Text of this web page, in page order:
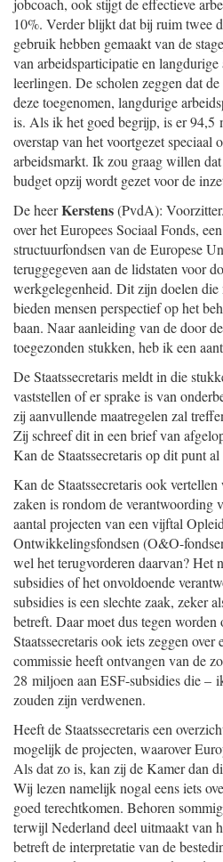
jobcoach, ook stijgt de effectieve
10%. Verder blijkt dat bij ruim twee
gebruik hebben gemaakt van de
van arbeidsparticipatie en
leerlingen. De scholen zeggen dat
deze toegenomen, langdurige
is. Als ik het goed begrijp, is er 94,5
overstap van het voortgezet speciaal
arbeidsmarkt. Ik zou graag willen
budget opzij wordt gezet voor de
De heerKerstens(PvdA):
over het Europees Sociaal Fonds,
structuurfondsen van de Europese
teruggegeven aan de lidstaten voor
werkgelegenheid. Dit zijn doelen
bieden mensen perspectief op het
baan. Naar aanleiding van de door
toegezonden stukken, heb ik een
De Staatssecretaris meldt in die
vaststellen of er sprake is van
zij aanvullende maatregelen zal
Zij schreef dit in een brief van
Kan de Staatssecretaris op dit punt
Kan de Staatssecretaris ook
zaken is rondom de verantwoording
aantal projecten van een vijftal
Ontwikkelingsfondsen (O&O-
wel het terugvorderen daarvan? Het
subsidies of het onvoldoende
subsidies is een slechte zaak, zeker
betreft. Daar moet dus tegen
Staatssecretaris ook iets zeggen over
commissie heeft ontvangen van de
28 miljoen aan ESF-subsidies die –
zouden zijn verdwenen.
Heeft de Staatssecretaris een
mogelijk de projecten, waarover
Als dat zo is, kan zij de Kamer dan
Wij lezen namelijk nogal eens iets
goed terechtkomen. Behoren
terwijl Nederland deel uitmaakt van
betreft de interpretatie van de